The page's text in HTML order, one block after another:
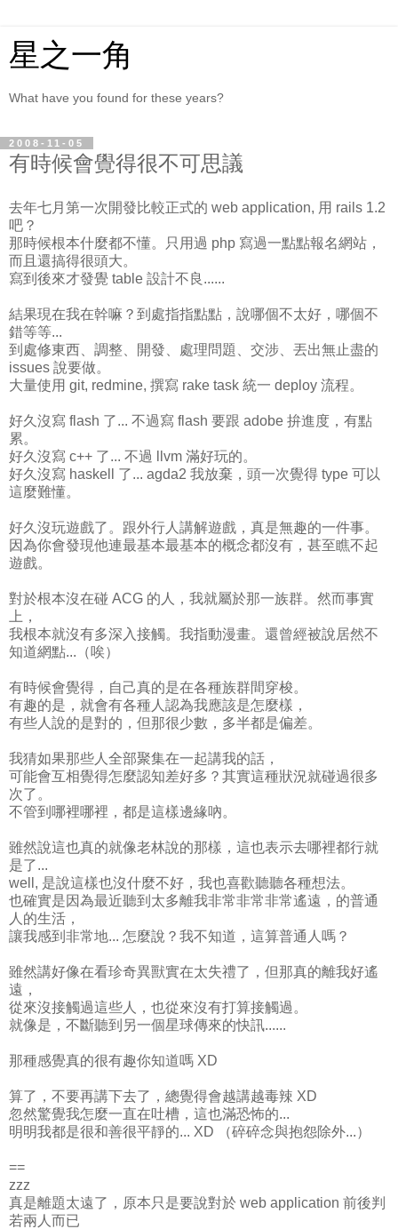
星之一角
What have you found for these years?
2008-11-05
有時候會覺得很不可思議
去年七月第一次開發比較正式的 web application, 用 rails 1.2
吧？
那時候根本什麼都不懂。只用過 php 寫過一點點報名網站，
而且還搞得很頭大。
寫到後來才發覺 table 設計不良......
結果現在我在幹嘛？到處指指點點，說哪個不太好，哪個不
錯等等...
到處修東西、調整、開發、處理問題、交涉、丟出無止盡的
issues 說要做。
大量使用 git, redmine, 撰寫 rake task 統一 deploy 流程。
好久沒寫 flash 了... 不過寫 flash 要跟 adobe 拚進度，有點
累。
好久沒寫 c++ 了... 不過 llvm 滿好玩的。
好久沒寫 haskell 了... agda2 我放棄，頭一次覺得 type 可以
這麼難懂。
好久沒玩遊戲了。跟外行人講解遊戲，真是無趣的一件事。
因為你會發現他連最基本最基本的概念都沒有，甚至瞧不起
遊戲。
對於根本沒在碰 ACG 的人，我就屬於那一族群。然而事實
上，
我根本就沒有多深入接觸。我指動漫畫。還曾經被說居然不
知道網點...（唉）
有時候會覺得，自己真的是在各種族群間穿梭。
有趣的是，就會有各種人認為我應該是怎麼樣，
有些人說的是對的，但那很少數，多半都是偏差。
我猜如果那些人全部聚集在一起講我的話，
可能會互相覺得怎麼認知差好多？其實這種狀況就碰過很多
次了。
不管到哪裡哪裡，都是這樣邊緣吶。
雖然說這也真的就像老林說的那樣，這也表示去哪裡都行就
是了...
well, 是說這樣也沒什麼不好，我也喜歡聽聽各種想法。
也確實是因為最近聽到太多離我非常非常非常遙遠，的普通
人的生活，
讓我感到非常地... 怎麼說？我不知道，這算普通人嗎？
雖然講好像在看珍奇異獸實在太失禮了，但那真的離我好遙
遠，
從來沒接觸過這些人，也從來沒有打算接觸過。
就像是，不斷聽到另一個星球傳來的快訊......
那種感覺真的很有趣你知道嗎 XD
算了，不要再講下去了，總覺得會越講越毒辣 XD
忽然驚覺我怎麼一直在吐槽，這也滿恐怖的...
明明我都是很和善很平靜的... XD （碎碎念與抱怨除外...）
==
zzz
真是離題太遠了，原本只是要說對於 web application 前後判
若兩人而已